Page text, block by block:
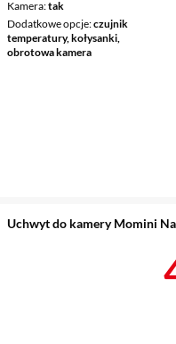
Kamera tak
Dodatkowe opcje czujnik
temperatury, kołysanki,
obrotowa kamera
Uchwyt do kamery Momini